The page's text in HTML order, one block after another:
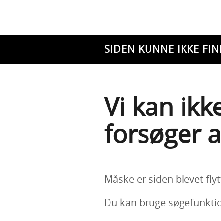
SIDEN KUNNE IKKE
Vi kan
forsøger
Måske er siden blevet
Du kan bruge